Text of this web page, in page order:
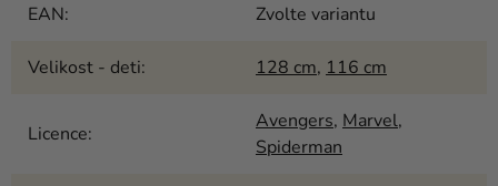
EAN: Zvolte variantu
Velikost - deti: 128 cm, 116 cm
Licence:
Avengers, Marvel,
Spiderman